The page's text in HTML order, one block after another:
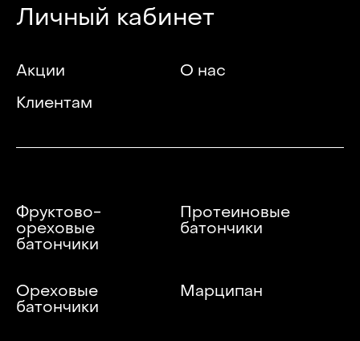
Личный кабинет
Акции
О нас
Клиентам
Фруктово-
ореховые
батончики
Протеиновые
батончики
Ореховые
батончики
Марципан